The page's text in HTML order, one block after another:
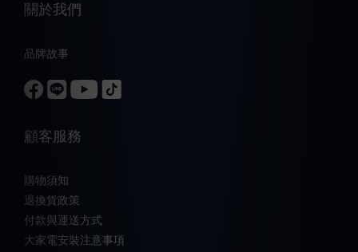
關於我們
品牌故事
顧客服務
購物須知
退換貨政策
付款與運送方式
大家電安裝注意事項